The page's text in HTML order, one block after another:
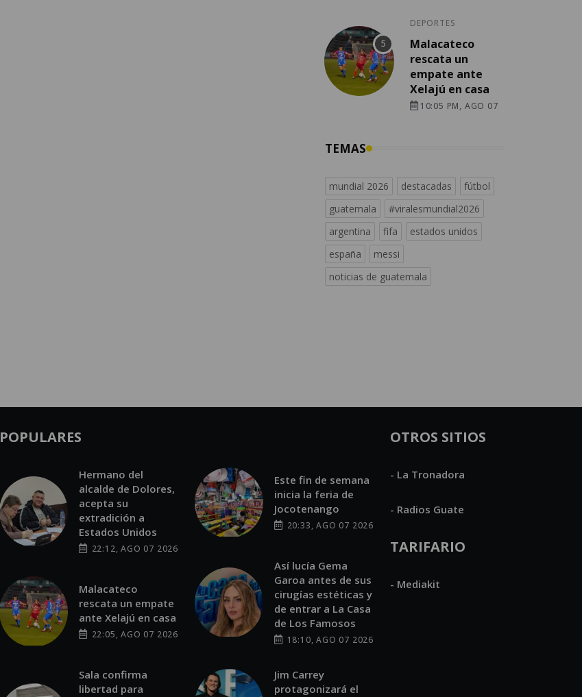
DEPORTES
Malacateco
rescata un
empate ante
Xelajú en casa
10:05 PM, AGO 07
TEMAS
mundial 2026 destacadas
fútbol
guatemala
#viralesmundial2026
argentina
fifa
estados unidos
españa
messi
noticias de guatemala
POPULARES
Hermano del
alcalde de Dolores,
acepta su
extradición a
Estados Unidos
22:12, AGO 07 2026
Malacateco
rescata un empate
ante Xelajú en casa
22:05, AGO 07 2026
Sala confirma
libertad para
Este fin de semana
inicia la feria de
Jocotenango
20:33, AGO 07 2026
Así lucía Gema
Garoa antes de sus
cirugías estéticas y
de entrar a La Casa
de Los Famosos
18:10, AGO 07 2026
Jim Carrey
protagonizará el
OTROS SITIOS
- La Tronadora
- Radios Guate
TARIFARIO
- Mediakit